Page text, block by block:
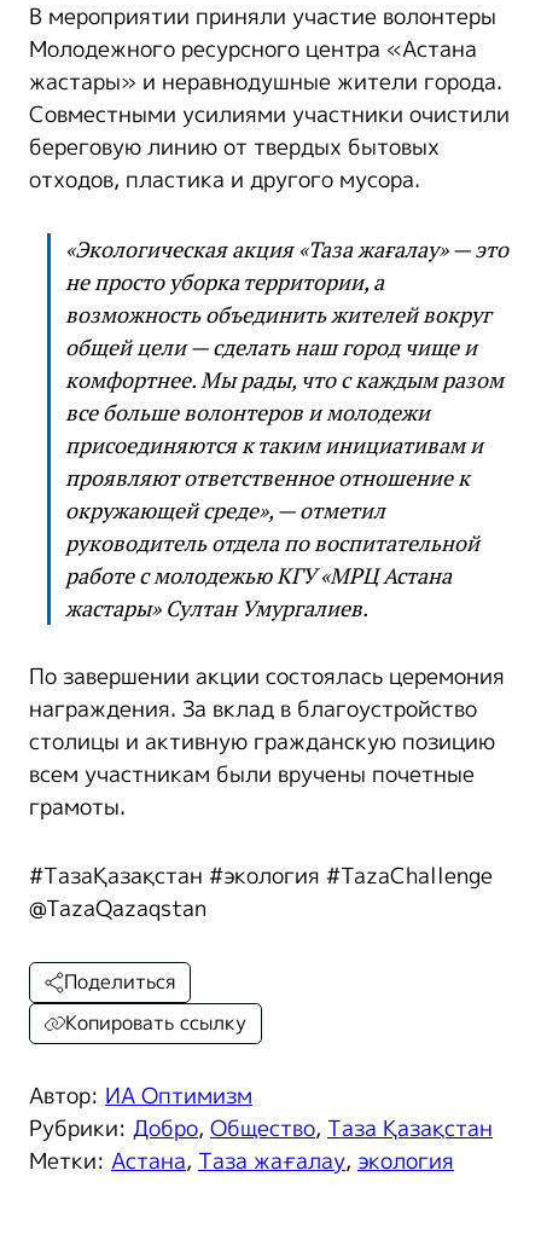
В мероприятии приняли участие волонтеры
Молодежного ресурсного центра «Астана
жастары» и неравнодушные жители города.
Совместными усилиями участники очистили
береговую линию от твердых бытовых
отходов, пластика и другого мусора.
«Экологическая акция «Таза жағалау» — это
не просто уборка территории, а
возможность объединить жителей вокруг
общей цели — сделать наш город чище и
комфортнее. Мы рады, что с каждым разом
все больше волонтеров и молодежи
присоединяются к таким инициативам и
проявляют ответственное отношение к
окружающей среде», — отметил
руководитель отдела по воспитательной
работе с молодежью КГУ «МРЦ Астана
жастары» Султан Умургалиев.
По завершении акции состоялась церемония
награждения. За вклад в благоустройство
столицы и активную гражданскую позицию
всем участникам были вручены почетные
грамоты.
#ТазаҚазақстан #экология #TazaChallenge
@TazaQazaqstan
Автор: ИА Оптимизм
Рубрики: Добро, Общество, Таза Қазақстан
Метки: Астана, Таза жағалау, экология
Поделиться
Копировать ссылку